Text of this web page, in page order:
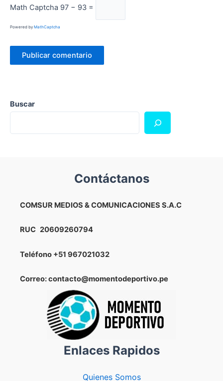
Math Captcha 97 − 93 =
Powered by MathCaptcha
Buscar
Contáctanos
COMSUR MEDIOS & COMUNICACIONES S.A.C
RUC 20609260794
Teléfono +51 967021032
Correo: contacto@momentodeportivo.pe
Enlaces Rapidos
Quienes Somos